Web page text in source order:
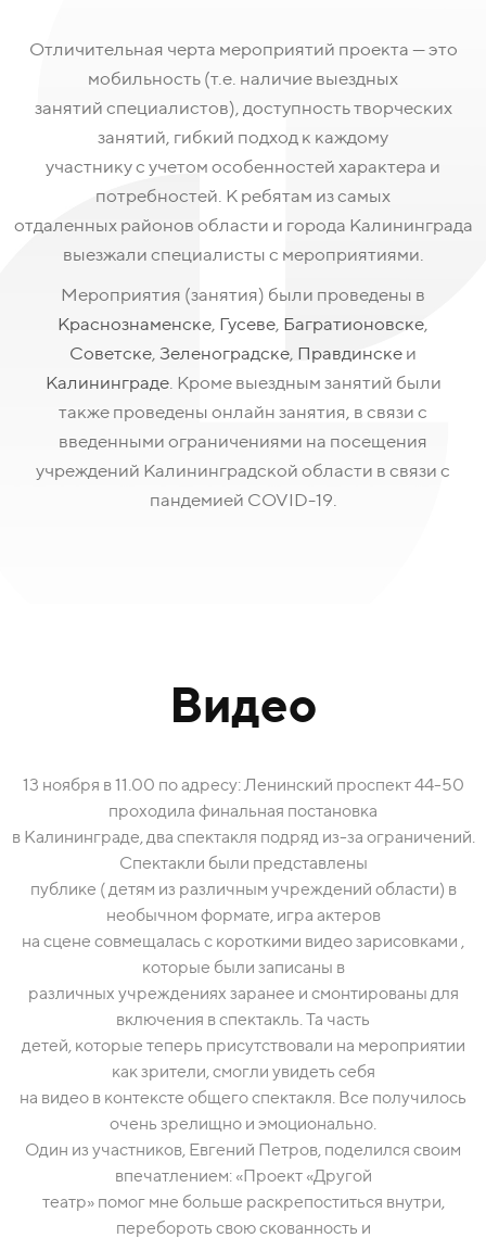
Отличительная черта мероприятий проекта — это
мобильность (т.е. наличие выездных
занятий специалистов), доступность творческих
занятий, гибкий подход к каждому
участнику с учетом особенностей характера и
потребностей. К ребятам из самых
отдаленных районов области и города Калининграда
выезжали специалисты с мероприятиями.
Мероприятия (занятия) были проведены в
Краснознаменске, Гусеве, Багратионовске,
Советске, Зеленоградске, Правдинске и
Калининграде. Кроме выездным занятий были
также проведены онлайн занятия, в связи с
введенными ограничениями на посещения
учреждений Калининградской области в связи с
пандемией COVID-19.
Видео
13 ноября в 11.00 по адресу: Ленинский проспект 44-50
проходила финальная постановка
в Калининграде, два спектакля подряд из-за ограничений.
Спектакли были представлены
публике ( детям из различным учреждений области) в
необычном формате, игра актеров
на сцене совмещалась с короткими видео зарисовками ,
которые были записаны в
различных учреждениях заранее и смонтированы для
включения в спектакль. Та часть
детей, которые теперь присутствовали на мероприятии
как зрители, смогли увидеть себя
на видео в контексте общего спектакля. Все получилось
очень зрелищно и эмоционально.
Один из участников, Евгений Петров, поделился своим
впечатлением: «Проект «Другой
театр» помог мне больше раскрепоститься внутри,
перебороть свою скованность и